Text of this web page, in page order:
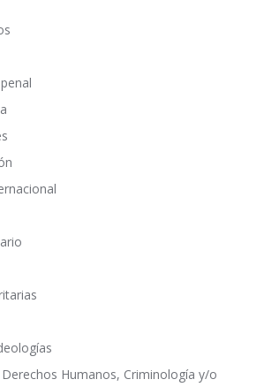
Humanos, Criminología y/o